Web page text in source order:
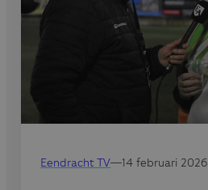
Eendracht TV—14 februari 2026